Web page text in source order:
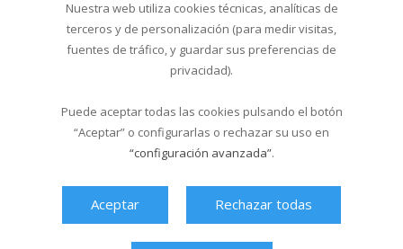
A partires do mércores 27 de
decembro comeza no Multiusos
o programa d...
26/12/2006
Ata o 4 de xaneiro , os máis
participación en diferentes obradoiros
de caracter deportivo cultural e
educativo.
Nuestra web utiliza cookies técnicas, analíticas de
terceros y de personalización (para medir visitas,
fuentes de tráfico, y guardar sus preferencias de
privacidad).
Puede aceptar todas las cookies pulsando el botón
“Aceptar” o configurarlas o rechazar su uso en
“configuración avanzada”.
Aceptar Rechazar todas